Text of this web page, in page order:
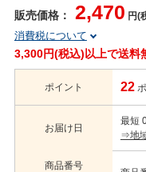
販売価格： 2,470 円(
消費税について
3,300円(税込)以上で送料
ポイント 22
お届け日
最短
⇒地
商品番号